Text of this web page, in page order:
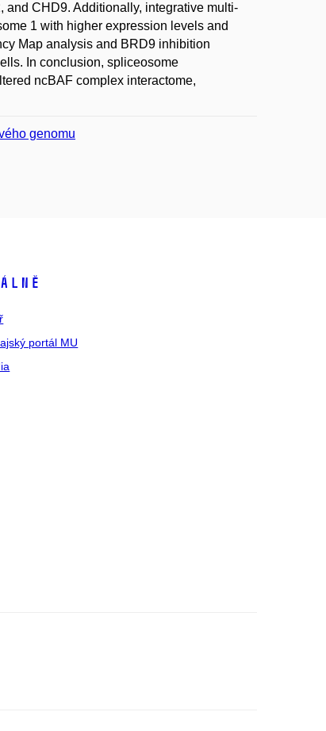
CHD9. Additionally, integrative multi-
1 with higher expression levels and
Map analysis and BRD9 inhibition
In conclusion, spliceosome
ncBAF complex interactome,
genomu
portál MU